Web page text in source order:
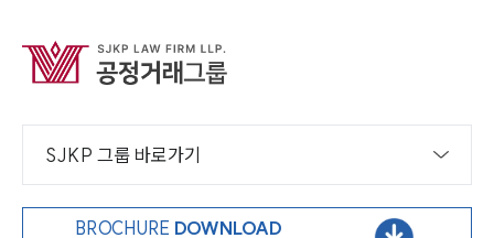
SJKP 그룹 바로가기
BROCHURE DOWNLOAD